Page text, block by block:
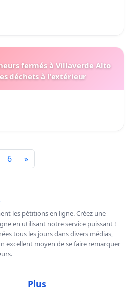
fermés à Villaverde Alto
déchets à l'extérieur
6 »
les pétitions en ligne. Créez une
en utilisant notre service puissant !
tous les jours dans divers médias,
excellent moyen de se faire remarquer
Plus